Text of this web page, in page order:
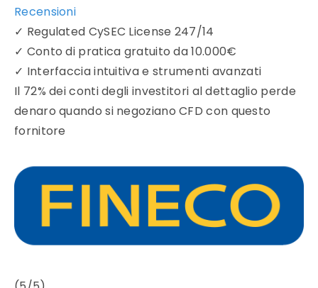
Recensioni
✓ Regulated CySEC License 247/14
✓ Conto di pratica gratuito da 10.000€
✓ Interfaccia intuitiva e strumenti avanzati
Il 72% dei conti degli investitori al dettaglio perde
denaro quando si negoziano CFD con questo
fornitore